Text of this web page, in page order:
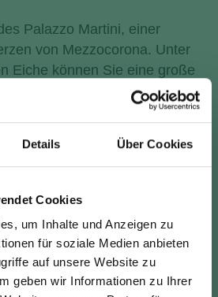
Details Über Cookies
Cookies
um Inhalte und Anzeigen zu
für soziale Medien anbieten
auf unsere Website zu
geben wir Informationen zu Ihrer
Palazzo Martini, einer
von Mezzocorona. Unter
Eiche können Sie eine große
Doc-Schaumweinengenießen,
der Rotaliana Königsberg
von MetthewP begleiten Ihren
Sie neben köstlichenSnacks
auchGin aus unseren